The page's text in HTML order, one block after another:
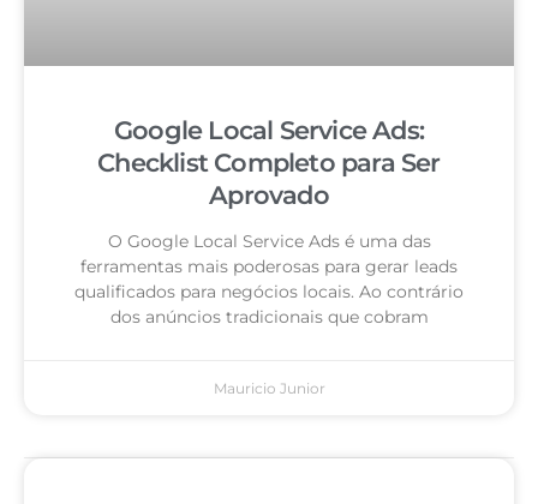
Google Local Service Ads:
Checklist Completo para Ser
Aprovado
O Google Local Service Ads é uma das
ferramentas mais poderosas para gerar leads
qualificados para negócios locais. Ao contrário
dos anúncios tradicionais que cobram
Mauricio Junior